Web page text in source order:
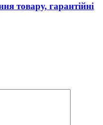
товару, гарантійні